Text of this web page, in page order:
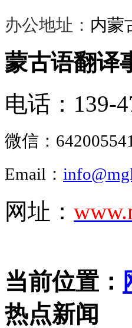
办公地址： 内蒙
蒙古语翻译
电话：139-
微信： 642005541
Email：
网址：
当前位置：
热点新闻